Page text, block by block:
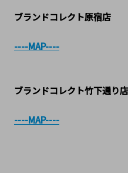
ブランドコレクト原宿店
----MAP----
ブランドコレクト竹下通り店
----MAP----